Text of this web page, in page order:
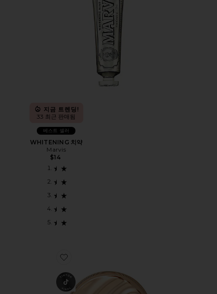
지금 트렌딩!
33 최근 판매됨
베스트 셀러
WHITENING 치약
Marvis
$14
Favorite SUN VEIL ILLUMINATING SUNSCREEN SPF